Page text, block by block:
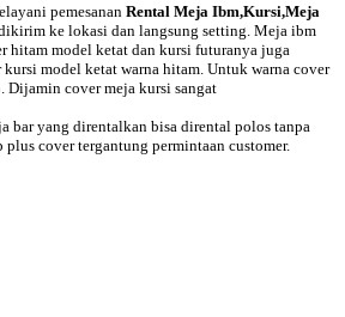
pemesanan Rental Meja Ibm,Kursi,Meja
ke lokasi dan langsung setting. Meja ibm
hitam model ketat dan kursi futuranya juga
model ketat warna hitam. Untuk warna cover
Dijamin cover meja kursi sangat
bar yang direntalkan bisa dirental polos tanpa
cover tergantung permintaan customer.